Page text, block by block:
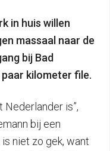
in huis willen
massaal naar de
bij Bad
kilometer file.
Nederlander is”,
bij een
niet zo gek, want